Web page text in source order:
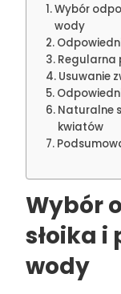
Wybór
wody
Regularna
Usuwanie
Naturalne
kwiatów
Wybór
słoika
wody